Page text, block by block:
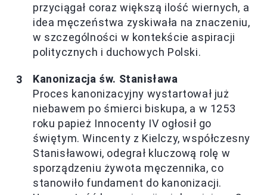
przyciągał coraz większą ilość wiernych, a
idea męczeństwa zyskiwała na znaczeniu,
w szczególności w kontekście aspiracji
politycznych i duchowych Polski.
Kanonizacja św. Stanisława
Proces kanonizacyjny wystartował już
niebawem po śmierci biskupa, a w 1253
roku papież Innocenty IV ogłosił go
świętym. Wincenty z Kielczy, współczesny
Stanisławowi, odegrał kluczową rolę w
sporządzeniu żywota męczennika, co
stanowiło fundament do kanonizacji.